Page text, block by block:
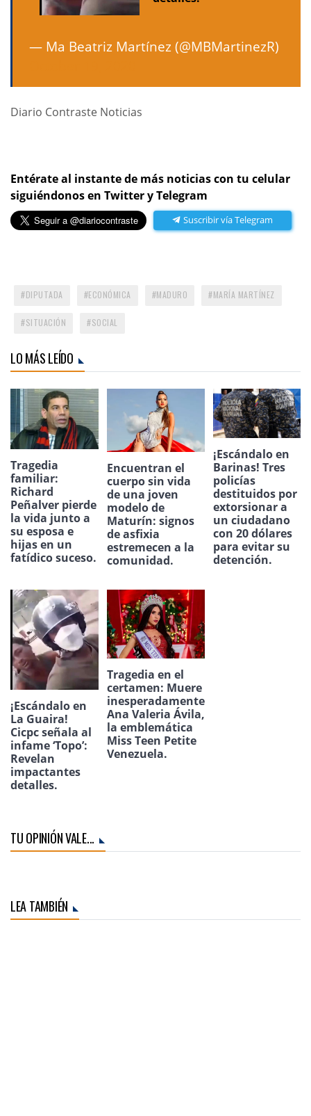
— Ma Beatriz Martínez (@MBMartinezR)
Diario Contraste Noticias
Entérate al instante de más noticias con tu celular
siguiéndonos en Twitter y Telegram
Suscribir vía Telegram
DIPUTADA ECONÓMICA MADURO MARÍA MARTÍNEZ
SITUACIÓN SOCIAL
LO MÁS LEÍDO
Tragedia
familiar:
Richard
Peñalver pierde
la vida junto a
su esposa e
hijas en un
fatídico suceso.
Encuentran el
cuerpo sin vida
de una joven
modelo de
Maturín: signos
de asfixia
estremecen a la
comunidad.
¡Escándalo en
Barinas! Tres
policías
destituidos por
extorsionar a
un ciudadano
con 20 dólares
para evitar su
detención.
¡Escándalo en
La Guaira!
Cicpc señala al
infame ‘Topo’:
Revelan
impactantes
detalles.
Tragedia en el
certamen: Muere
inesperadamente
Ana Valeria Ávila,
la emblemática
Miss Teen Petite
Venezuela.
TU OPINIÓN VALE...
LEA TAMBIÉN